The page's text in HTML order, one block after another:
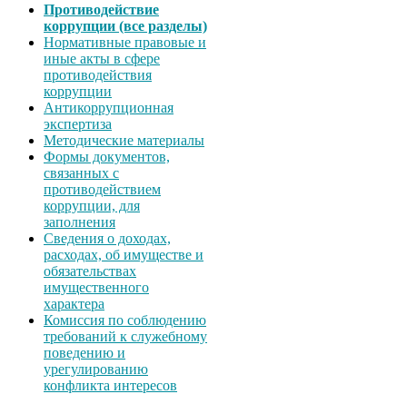
Противодействие
коррупции (все разделы)
Нормативные правовые и
иные акты в сфере
противодействия
коррупции
Антикоррупционная
экспертиза
Методические материалы
Формы документов,
связанных с
противодействием
коррупции, для
заполнения
Сведения о доходах,
расходах, об имуществе и
обязательствах
имущественного
характера
Комиссия по соблюдению
требований к служебному
поведению и
урегулированию
конфликта интересов